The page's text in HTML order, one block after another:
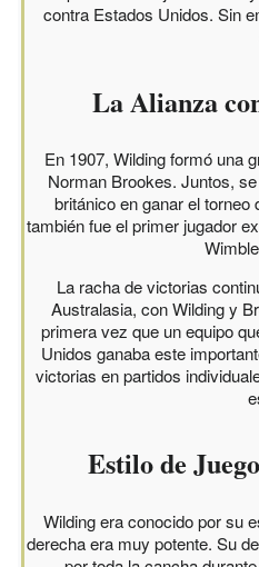
contra Estados Unidos. Sin
La Alianza
En 1907, Wilding formó una
Norman Brookes. Juntos,
británico en ganar el
también fue el primer jugador
La racha de victorias
Australasia, con Wilding y
primera vez que un equipo
Unidos ganaba este
victorias en partidos
Estilo de
Wilding era conocido por su
derecha era muy potente. Su